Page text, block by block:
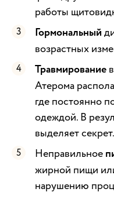
работы
Гормональный
возрастных
Травмирование
Атерома
где постоянно
одеждой. В
выделяет секрет.
Неправильное
жирной пищи
нарушению